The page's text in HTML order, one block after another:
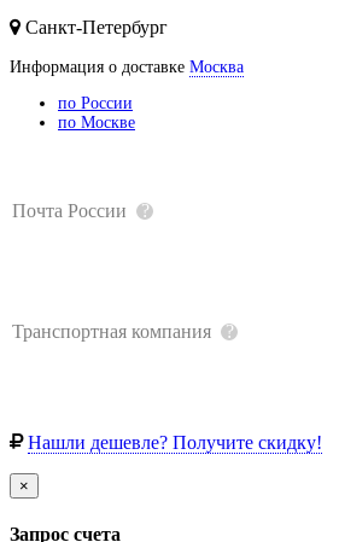
Санкт-Петербург
Информация о доставке Москва
по России
по Москве
Почта России
Транспортная компания
Нашли дешевле? Получите скидку!
×
Запрос счета